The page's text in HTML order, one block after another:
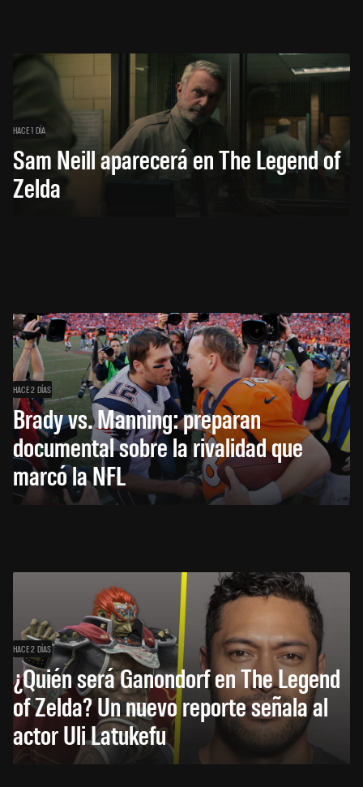
HACE 1 DÍA
Sam Neill aparecerá en The Legend of
Zelda
HACE 2 DÍAS
Brady vs. Manning: preparan
documental sobre la rivalidad que
marcó la NFL
HACE 2 DÍAS
¿Quién será Ganondorf en The Legend
of Zelda? Un nuevo reporte señala al
actor Uli Latukefu